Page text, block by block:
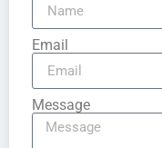
Email
Message